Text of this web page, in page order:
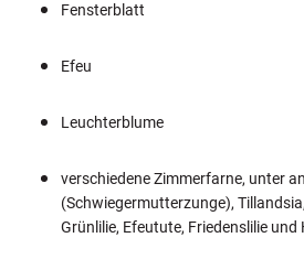
Fensterblatt
Efeu
Leuchterblume
verschiedene Zimmerfarne, unter
(Schwiegermutterzunge),
Grünlilie, Efeutute, Friedenslilie